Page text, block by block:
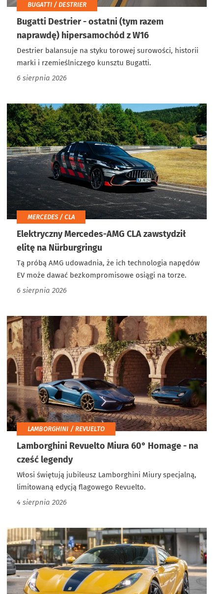
BUGATTI / DESTRIER
Bugatti Destrier - ostatni (tym razem
naprawdę) hipersamochód z W16
Destrier balansuje na styku torowej surowości, historii
marki i rzemieślniczego kunsztu Bugatti.
6 sierpnia 2026
MERCEDES / CLA
Elektryczny Mercedes-AMG CLA zawstydził
elitę na Nürburgringu
Tą próbą AMG udowadnia, że ich technologia napędów
EV może dawać bezkompromisowe osiągi na torze.
6 sierpnia 2026
LAMBORGHINI / REVUELTO
Lamborghini Revuelto Miura 60° Homage - na
cześć legendy
Włosi świętują jubileusz Lamborghini Miury specjalną,
limitowaną edycją flagowego Revuelto.
4 sierpnia 2026